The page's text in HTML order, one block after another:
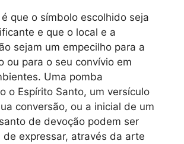
que o símbolo escolhido seja
e que o local e a
sejam um empecilho para a
ou para o seu convívio em
Uma pomba
o Espírito Santo, um versículo
conversão, ou a inicial de um
de devoção podem ser
de expressar, através da arte